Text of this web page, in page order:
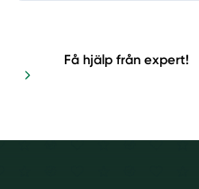
Få hjälp från expert!